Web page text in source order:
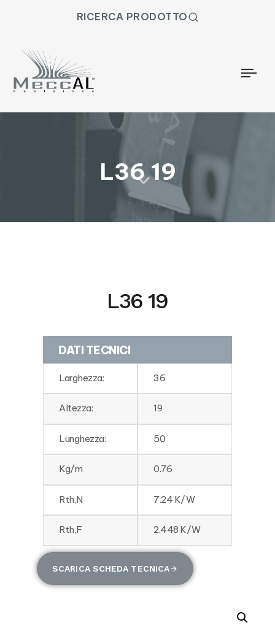
RICERCA PRODOTTO
L36 19
L36 19
DATI TECNICI
Larghezza: 36
Altezza: 19
Lunghezza: 50
Kg/m 0.76
Rth,N 7.24 K/W
Rth,F 2.448 K/W
SCARICA SCHEDA TECNICA